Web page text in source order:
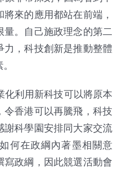
來的應用都站在前端，
量。自己施政理念的第二
力，科技創新是推動整體
利用新科技可以將原本
令香港可以再騰飛，科技
謝科學園安排同大家交流
何在政綱內著墨相關意
寫政綱，因此競選活動會